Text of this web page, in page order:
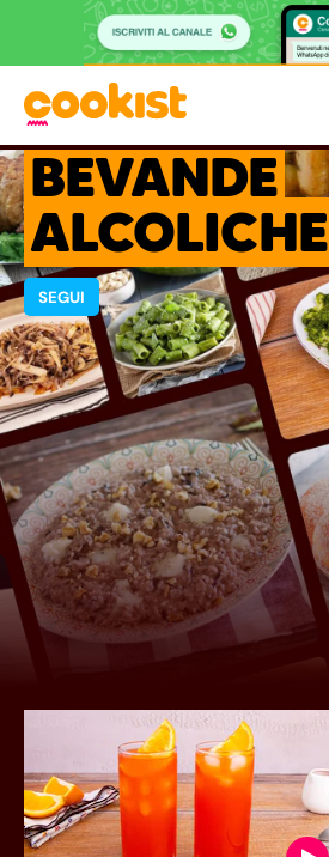
BEVANDE
ALCOLICHE
SEGUI